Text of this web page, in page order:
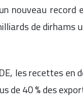
nouveau
de dirhams
les recettes
de 40 % des